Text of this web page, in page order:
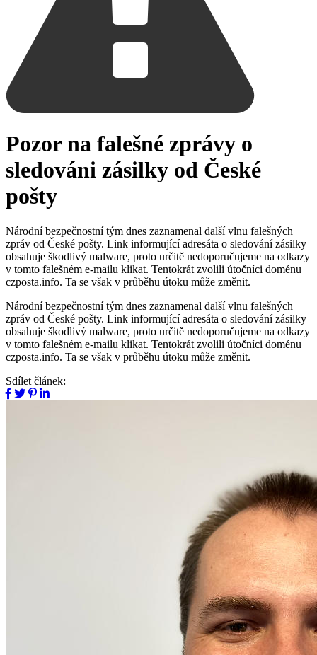
Pozor na falešné zprávy o
sledováni zásilky od České
pošty
Národní bezpečnostní tým dnes zaznamenal další vlnu falešných
zpráv od České pošty. Link informující adresáta o sledování zásilky
obsahuje škodlivý malware, proto určitě nedoporučujeme na odkazy
v tomto falešném e-mailu klikat. Tentokrát zvolili útočníci doménu
czposta.info. Ta se však v průběhu útoku může změnit.
Národní bezpečnostní tým dnes zaznamenal další vlnu falešných
zpráv od České pošty. Link informující adresáta o sledování zásilky
obsahuje škodlivý malware, proto určitě nedoporučujeme na odkazy
v tomto falešném e-mailu klikat. Tentokrát zvolili útočníci doménu
czposta.info. Ta se však v průběhu útoku může změnit.
Sdílet článek: